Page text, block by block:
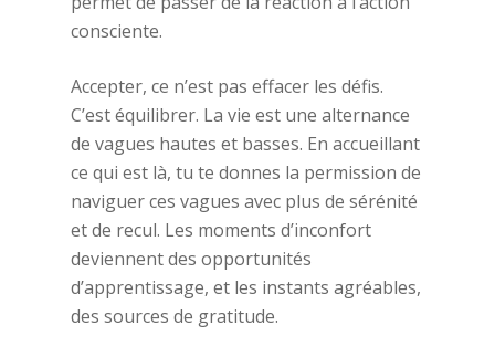
consciente.
Accepter, ce n’est pas effacer les défis.
C’est équilibrer. La vie est une alternance
de vagues hautes et basses. En accueillant
ce qui est là, tu te donnes la permission de
naviguer ces vagues avec plus de sérénité
et de recul. Les moments d’inconfort
deviennent des opportunités
d’apprentissage, et les instants agréables,
des sources de gratitude.
Témoignages
Contact